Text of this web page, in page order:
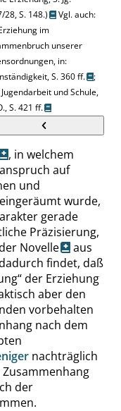
28,S. 148.)
Vgl. auch:
im
unserer
in:
S. 360 ff.
;
Jugendarbeit und Schule,
S. 421 ff.
, in welchem
auf
und
eingeräumt wurde,
gerade
Präzisierung,
Novelle
aus
findet, daß
“der Erziehung
aber den
vorbehalten
nach dem
nachträglich
der